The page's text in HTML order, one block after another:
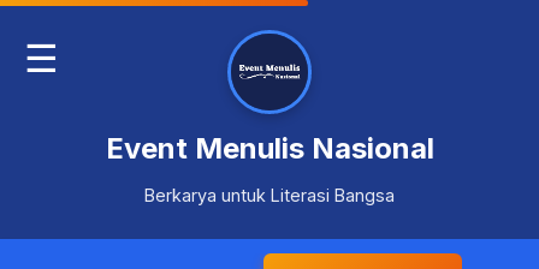
☰
Event Menulis Nasional
Berkarya untuk Literasi Bangsa